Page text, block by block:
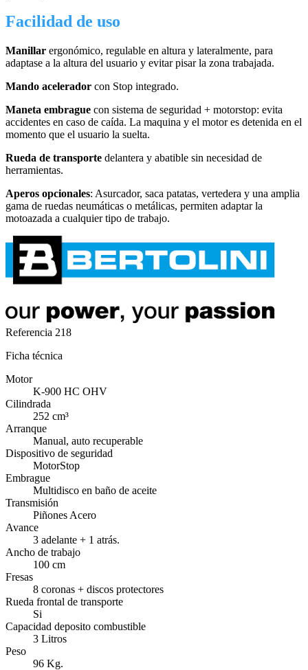
Facilidad de uso
Manillar ergonómico, regulable en altura y lateralmente, para
adaptase a la altura del usuario y evitar pisar la zona trabajada.
Mando acelerador con Stop integrado.
Maneta embrague con sistema de seguridad + motorstop: evita
accidentes en caso de caída. La maquina y el motor es detenida en el
momento que el usuario la suelta.
Rueda de transporte delantera y abatible sin necesidad de
herramientas.
Aperos opcionales: Asurcador, saca patatas, vertedera y una amplia
gama de ruedas neumáticas o metálicas, permiten adaptar la
motoazada a cualquier tipo de trabajo.
Referencia 218
Ficha técnica
Motor
K-900 HC OHV
Cilindrada
252 cm³
Arranque
Manual, auto recuperable
Dispositivo de seguridad
MotorStop
Embrague
Multidisco en baño de aceite
Transmisión
Piñones Acero
Avance
3 adelante + 1 atrás.
Ancho de trabajo
100 cm
Fresas
8 coronas + discos protectores
Rueda frontal de transporte
Si
Capacidad deposito combustible
3 Litros
Peso
96 Kg.